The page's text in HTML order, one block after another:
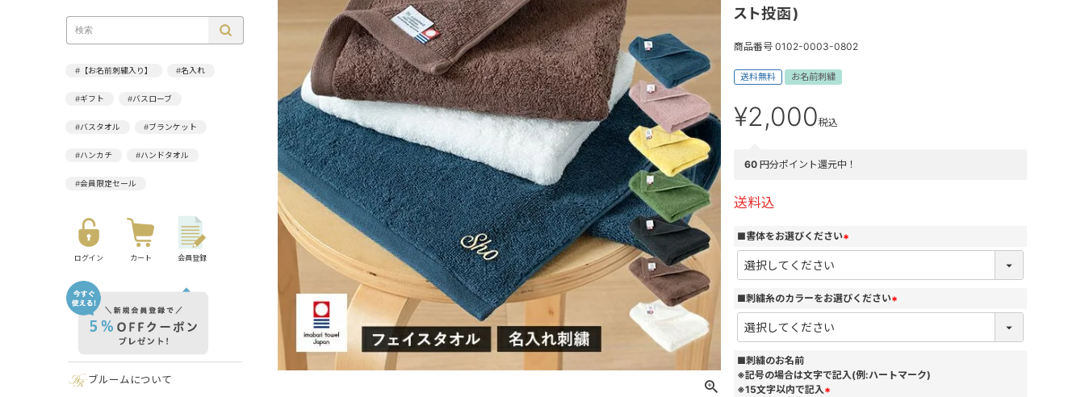
#【お名前刺繍入り】 #名入れ
#ギフト #バスローブ
#バスタオル #ブランケット
#ハンカチ #ハンドタオル
#会員限定セール
ログイン カート 会員登録
ブルームについて
スト投函)
商品番号 0102-0003-0802
送料無料 お名前刺繍
¥2,000税込
60 円分ポイント還元中！
送料込
■書体をお選びください
(
須
)
■刺繍糸のカラーをお選びください
(
須
■刺繍のお名前
※記号の場合は文字で記入(例:ハートマーク)
※15文字以内で記入